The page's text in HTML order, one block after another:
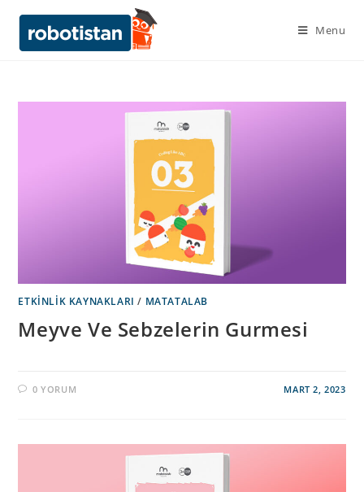
Menu
ETKINLIK KAYNAKLARI / MATATALAB
Meyve Ve Sebzelerin Gurmesi
0 YORUM MART 2, 2023